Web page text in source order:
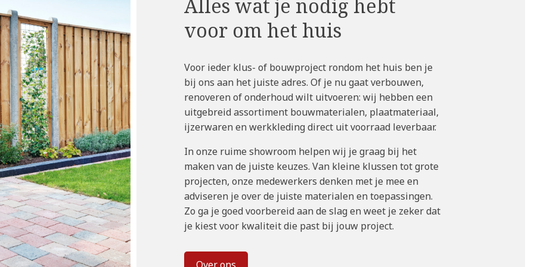
Alles wat je nodig hebt
voor om het huis
Voor ieder klus- of bouwproject rondom het huis ben je
bij ons aan het juiste adres. Of je nu gaat verbouwen,
renoveren of onderhoud wilt uitvoeren: wij hebben een
uitgebreid assortiment bouwmaterialen, plaatmateriaal,
ijzerwaren en werkkleding direct uit voorraad leverbaar.
In onze ruime showroom helpen wij je graag bij het
maken van de juiste keuzes. Van kleine klussen tot grote
projecten, onze medewerkers denken met je mee en
adviseren je over de juiste materialen en toepassingen.
Zo ga je goed voorbereid aan de slag en weet je zeker dat
je kiest voor kwaliteit die past bij jouw project.
Over ons